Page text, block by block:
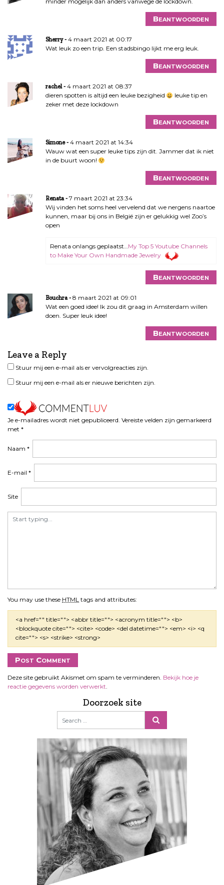
Beantwoorden
Sherry
4 maart 2021 at 00:17
Wat leuk zo een trip. Een stadsbingo lijkt me erg leuk.
Beantwoorden
rachel
4 maart 2021 at 08:37
dieren spotten is altijd een leuke bezigheid
leuke tip en
zeker met deze lockdown
Beantwoorden
Simone
4 maart 2021 at 14:34
Wauw wat een super leuke tips zijn dit. Jammer dat ik niet
in de buurt woon!
Beantwoorden
Renata
7 maart 2021 at 23:34
Wij vinden het soms heel vervelend dat we nergens naartoe
kunnen, maar bij ons in België zijn er gelukkig wel Zoo’s
open
Renata onlangs geplaatst…My Top 5 Youtube Channels
to Make Your Own Handmade Jewelry
Beantwoorden
Bouchra
8 maart 2021 at 09:01
Wat een goed idee! Ik zou dit graag in Amsterdam willen
doen. Super leuk idee!
Beantwoorden
Leave a Reply
Je e-mailadres wordt niet gepubliceerd. Vereiste velden zijn gemarkeerd
met *
You may use these HTML tags and attributes:
<a href="" title=""> <abbr title=""> <acronym title=""> <b>
<blockquote cite=""> <cite> <code> <del datetime=""> <em> <i> <q
cite=""> <s> <strike> <strong>
Naam *
E-mail *
Site
Stuur mij een e-mail als er vervolgreacties zijn.
Stuur mij een e-mail als er nieuwe berichten zijn.
Deze site gebruikt Akismet om spam te verminderen. Bekijk hoe je
reactie gegevens worden verwerkt.
Doorzoek site